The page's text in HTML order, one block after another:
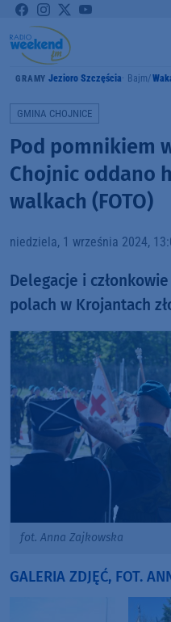
GRAMY Jezioro Szczęścia Bajm
GMINA CHOJNICE
Pod pomnikiem
Chojnic oddano
walkach (FOTO)
niedziela, 1 września 2024,
Delegacje i
polach w Krojantach
fot. Anna Zajkowska
GALERIA ZDJĘĆ, FOT.